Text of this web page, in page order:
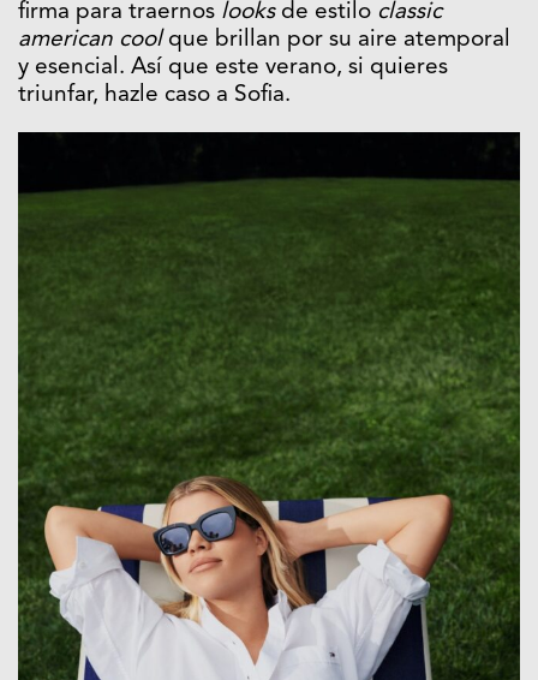
firma para traernos looksde estilo classic
american coolque brillan por su aire atemporal
y esencial. Así que este verano, si quieres
triunfar, hazle caso a Sofia.